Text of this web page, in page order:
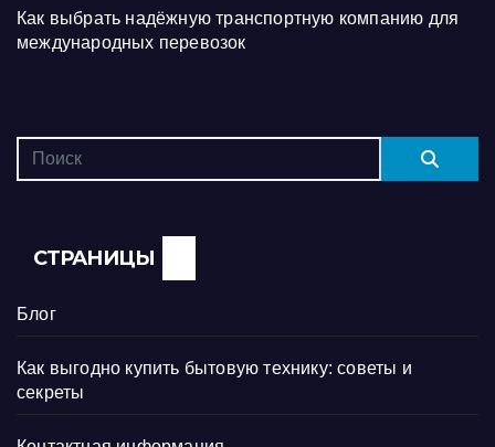
Как выбрать надёжную транспортную компанию для
международных перевозок
СТРАНИЦЫ
Блог
Как выгодно купить бытовую технику: советы и
секреты